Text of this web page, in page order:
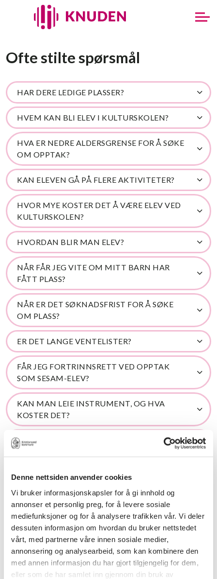
Denne nettsiden anvender cookies
Vi bruker informasjonskapsler for å gi innhold og
annonser et personlig preg, for å levere sosiale
mediefunksjoner og for å analysere trafikken vår. Vi deler
dessuten informasjon om hvordan du bruker nettstedet
vårt, med partnerne våre innen sosiale medier,
annonsering og analysearbeid, som kan kombinere den
med annen informasjon du har gjort tilgjengelig for dem,
eller som de har samlet inn gjennom din bruk av
Ofte stilte spørsmål
HAR DERE LEDIGE PLASSER?
HVEM KAN BLI ELEV I KULTURSKOLEN?
HVA ER NEDRE ALDERSGRENSE FOR Å SØKE
OM OPPTAK?
KAN ELEVEN GÅ PÅ FLERE AKTIVITETER?
HVOR MYE KOSTER DET Å VÆRE ELEV VED
KULTURSKOLEN?
HVORDAN BLIR MAN ELEV?
NÅR FÅR JEG VITE OM MITT BARN HAR
FÅTT PLASS?
NÅR ER DET SØKNADSFRIST FOR Å SØKE
OM PLASS?
ER DET LANGE VENTELISTER?
FÅR JEG FORTRINNSRETT VED OPPTAK
SOM SESAM-ELEV?
KAN MAN LEIE INSTRUMENT, OG HVA
KOSTER DET?
HVOR FOREGÅR UNDERVISNINGEN?
KULTURSKOLEN?
MÅ VI SØKE PÅ NYTT HVERT ÅR FOR Å
BEHOLDE PLASSEN?
NÅR ER FRISTEN FOR UTMELDING?
MÅ VI BEKREFTE ELEVPLASS VED OPPTAK?